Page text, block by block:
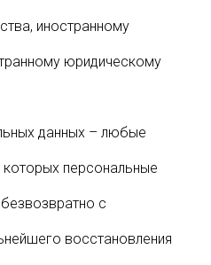
иностранному
юридическому
данных – любые
которых персональные
с
восстановления